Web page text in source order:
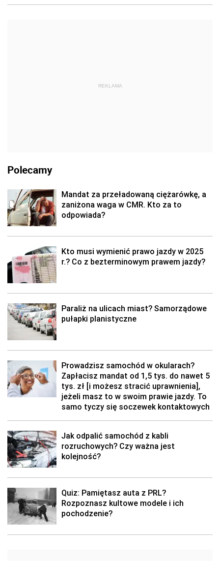
REKLAMA
Polecamy
Mandat za przeładowaną ciężarówkę, a
zaniżona waga w CMR. Kto za to
odpowiada?
Kto musi wymienić prawo jazdy w 2025
r.? Co z bezterminowym prawem jazdy?
Paraliż na ulicach miast? Samorządowe
pułapki planistyczne
Prowadzisz samochód w okularach?
Zapłacisz mandat od 1,5 tys. do nawet 5
tys. zł [i możesz stracić uprawnienia],
jeżeli masz to w swoim prawie jazdy. To
samo tyczy się soczewek kontaktowych
Jak odpalić samochód z kabli
rozruchowych? Czy ważna jest
kolejność?
Quiz: Pamiętasz auta z PRL?
Rozpoznasz kultowe modele i ich
pochodzenie?